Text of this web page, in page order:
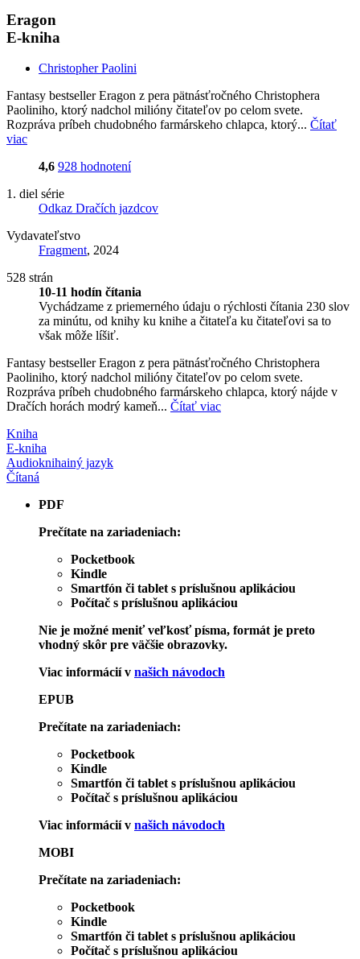
Eragon
E-kniha
Christopher Paolini
Fantasy bestseller Eragon z pera pätnásťročného Christophera
Paoliniho, ktorý nadchol milióny čitateľov po celom svete.
Rozpráva príbeh chudobného farmárskeho chlapca, ktorý... Čítať
viac
4,6 928 hodnotení
1. diel série
Odkaz Dračích jazdcov
Vydavateľstvo
Fragment, 2024
528 strán
10-11 hodín čítania
Vychádzame z priemerného údaju o rýchlosti čítania 230 slov
za minútu, od knihy ku knihe a čitateľa ku čitateľovi sa to
však môže líšiť.
Fantasy bestseller Eragon z pera pätnásťročného Christophera
Paoliniho, ktorý nadchol milióny čitateľov po celom svete.
Rozpráva príbeh chudobného farmárskeho chlapca, ktorý nájde v
Dračích horách modrý kameň... Čítať viac
Kniha
E-kniha
Audioknihainý jazyk
Čítaná
PDF
Prečítate na zariadeniach:
Pocketbook
Kindle
Smartfón či tablet s príslušnou aplikáciou
Počítač s príslušnou aplikáciou
Nie je možné meniť veľkosť písma, formát je preto
vhodný skôr pre väčšie obrazovky.
Viac informácií v našich návodoch
EPUB
Prečítate na zariadeniach:
Pocketbook
Kindle
Smartfón či tablet s príslušnou aplikáciou
Počítač s príslušnou aplikáciou
Viac informácií v našich návodoch
MOBI
Prečítate na zariadeniach:
Pocketbook
Kindle
Smartfón či tablet s príslušnou aplikáciou
Počítač s príslušnou aplikáciou